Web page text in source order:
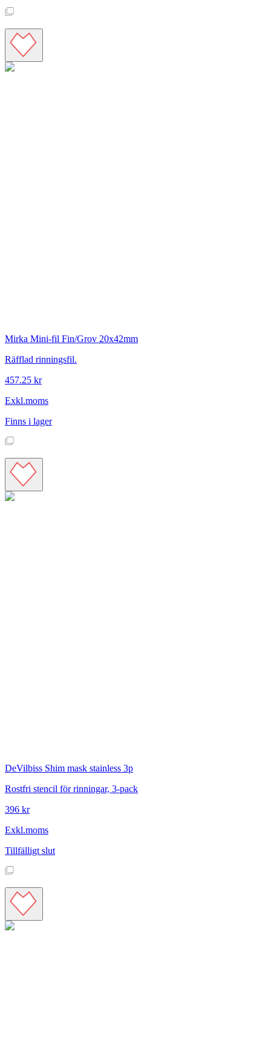
Mirka Mini-fil Fin/Grov 20x42mm
Räfflad rinningsfil.
457.25 kr
Exkl.moms
Finns i lager
DeVilbiss Shim mask stainless 3p
Rostfri stencil för rinningar, 3-pack
396 kr
Exkl.moms
Tillfälligt slut